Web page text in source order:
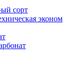
сорт
эконом